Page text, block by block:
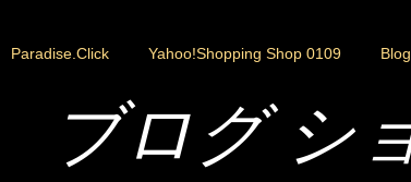
Paradise.Click Yahoo!Shopping Shop 0109
ブログ シ